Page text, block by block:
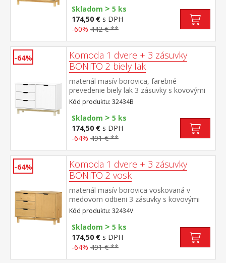
Skladom > 5 ks
174,50 € s DPH
-60% 442 € **
-64%
Komoda 1 dvere + 3 zásuvky
BONITO 2 biely lak
materiál masív borovica, farebné
prevedenie biely lak 3 zásuvky s kovovými
pojazdmi, 1 dvierka, 1 polica
Kód produktu: 32434B
Skladom > 5 ks
174,50 € s DPH
-64% 491 € **
-64%
Komoda 1 dvere + 3 zásuvky
BONITO 2 vosk
materiál masív borovica voskovaná v
medovom odtieni 3 zásuvky s kovovými
pojazdmi, 1 dvierka, 1 polica
Kód produktu: 32434V
Skladom > 5 ks
174,50 € s DPH
-64% 491 € **